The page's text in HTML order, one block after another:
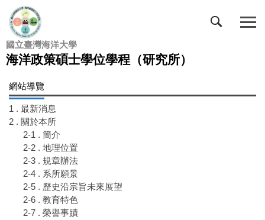
跳
到
主
要
內
區
國立臺灣海洋大學
海洋政策碩士學位學程（研究所）
網站導覽
1 . 最新消息
2 . 關於本所
2-1 . 簡介
2-2 . 地理位置
2-3 . 規章辦法
2-4 . 系所願景
2-5 . 歷史沿宗旨未來展望
2-6 . 教育特色
2-7 . 榮譽事蹟